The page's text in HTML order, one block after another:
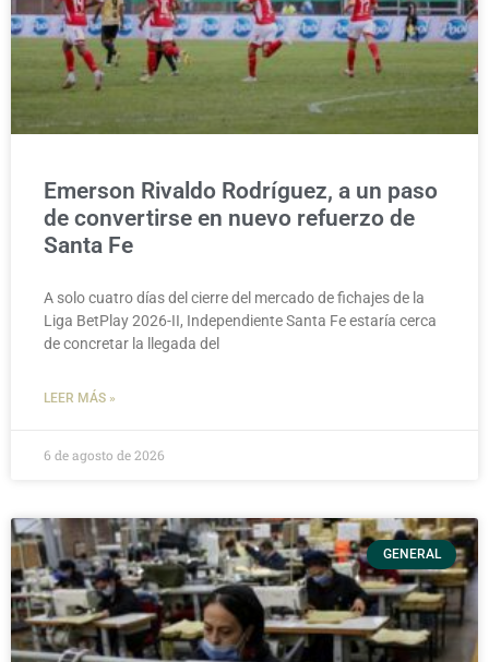
Emerson Rivaldo Rodríguez, a un paso
de convertirse en nuevo refuerzo de
Santa Fe
A solo cuatro días del cierre del mercado de fichajes de la
Liga BetPlay 2026-II, Independiente Santa Fe estaría cerca
de concretar la llegada del
LEER MÁS »
6 de agosto de 2026
GENERAL